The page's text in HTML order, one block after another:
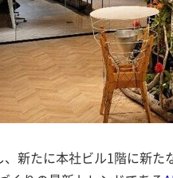
新たに本社ビル1階に新た